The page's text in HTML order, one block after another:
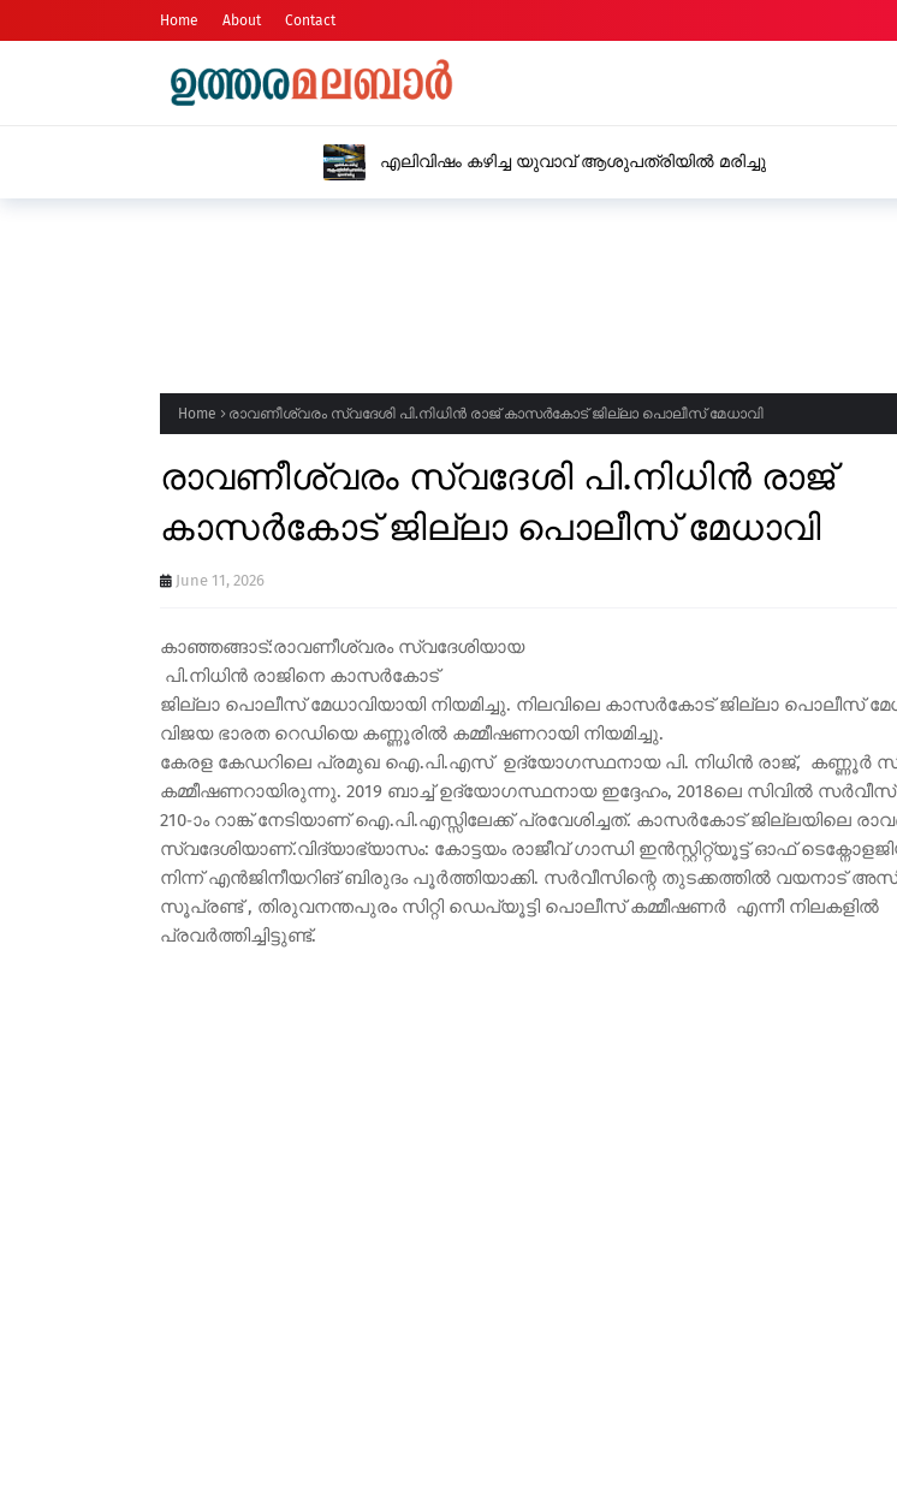
Home About Contact
എലിവിഷം കഴിച്ച യുവാവ് ആശുപത്രിയിൽ മരിച്ചു
Home രാവണീശ്വരം സ്വദേശി പി.നിധിൻ രാജ് കാസർകോട് ജില്ലാ പൊലീസ് മേധാവി
രാവണീശ്വരം സ്വദേശി പി.നിധിൻ രാജ്
കാസർകോട് ജില്ലാ പൊലീസ് മേധാവി
June 11, 2026
കാഞ്ഞങ്ങാട്:രാവണീശ്വരം സ്വദേശിയായ
പി.നിധിൻ രാജിനെ കാസർകോട്
ജില്ലാ പൊലീസ് മേധാവിയായി നിയമിച്ചു. നിലവിലെ കാസർകോട് ജില്ലാ പൊലീസ്
വിജയ ഭാരത റെഡിയെ കണ്ണൂരിൽ കമ്മീഷണറായി നിയമിച്ചു.
കേരള കേഡറിലെ പ്രമുഖ ഐ.പി.എസ് ഉദ്യോഗസ്ഥനായ പി. നിധിൻ രാജ്, കണ്ണൂർ
കമ്മീഷണറായിരുന്നു. 2019 ബാച്ച് ഉദ്യോഗസ്ഥനായ ഇദ്ദേഹം, 2018ലെ സിവിൽ
210-ാം റാങ്ക് നേടിയാണ് ഐ.പി.എസ്സിലേക്ക് പ്രവേശിച്ചത്. കാസർകോട് ജില്ലയിലെ
സ്വദേശിയാണ്.വിദ്യാഭ്യാസം: കോട്ടയം രാജീവ് ഗാന്ധി ഇൻസ്റ്റിറ്റ്യൂട്ട് ഓഫ്
നിന്ന് എൻജിനീയറിങ് ബിരുദം പൂർത്തിയാക്കി. സർവീസിന്റെ തുടക്കത്തിൽ വയനാട്
സൂപ്രണ്ട് , തിരുവനന്തപുരം സിറ്റി ഡെപ്യൂട്ടി പൊലീസ് കമ്മീഷണർ എന്നീ നിലകളിൽ
പ്രവർത്തിച്ചിട്ടുണ്ട്.